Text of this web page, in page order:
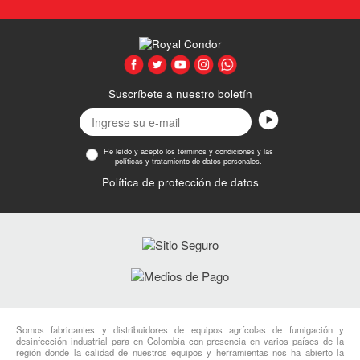
Suscríbete a nuestro boletín
He leído y acepto los términos y condiciones y las
políticas y tratamiento de datos personales.
Política de protección de datos
Somos fabricantes y distribuidores de equipos agrícolas de fumigación y
desinfección industrial para en Colombia con presencia en varios países de la
región donde la calidad de nuestros equipos y herramientas nos ha abierto la